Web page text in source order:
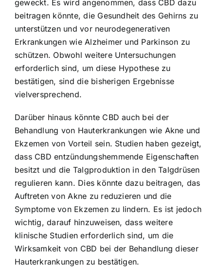
geweckt. Es wird angenommen, dass CBD dazu
beitragen könnte, die Gesundheit des Gehirns zu
unterstützen und vor neurodegenerativen
Erkrankungen wie Alzheimer und Parkinson zu
schützen. Obwohl weitere Untersuchungen
erforderlich sind, um diese Hypothese zu
bestätigen, sind die bisherigen Ergebnisse
vielversprechend.
Darüber hinaus könnte CBD auch bei der
Behandlung von Hauterkrankungen wie Akne und
Ekzemen von Vorteil sein. Studien haben gezeigt,
dass CBD entzündungshemmende Eigenschaften
besitzt und die Talgproduktion in den Talgdrüsen
regulieren kann. Dies könnte dazu beitragen, das
Auftreten von Akne zu reduzieren und die
Symptome von Ekzemen zu lindern. Es ist jedoch
wichtig, darauf hinzuweisen, dass weitere
klinische Studien erforderlich sind, um die
Wirksamkeit von CBD bei der Behandlung dieser
Hauterkrankungen zu bestätigen.